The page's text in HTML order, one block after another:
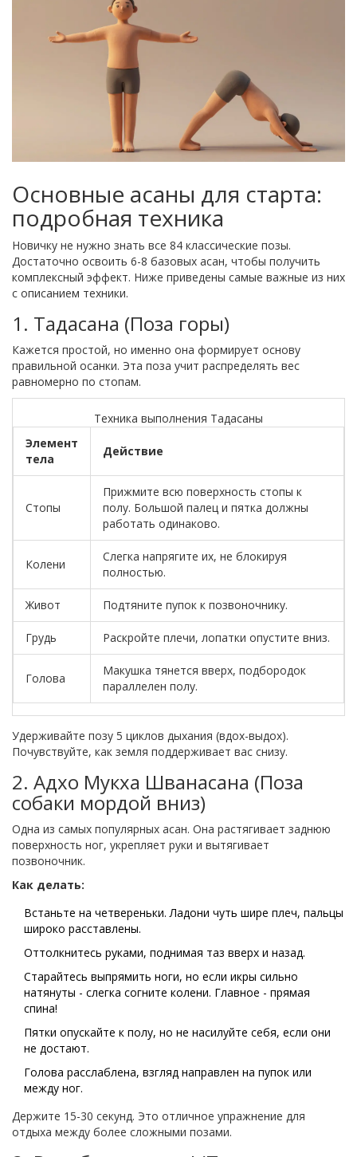
Основные асаны для старта:
подробная техника
Новичку не нужно знать все 84 классические позы.
Достаточно освоить 6-8 базовых асан, чтобы получить
комплексный эффект. Ниже приведены самые важные из них
с описанием техники.
1. Тадасана (Поза горы)
Кажется простой, но именно она формирует основу
правильной осанки. Эта поза учит распределять вес
равномерно по стопам.
Техника выполнения Тадасаны
Элемент
тела
Действие
Стопы
Прижмите всю поверхность стопы к
полу. Большой палец и пятка должны
работать одинаково.
Колени
Слегка напрягите их, не блокируя
полностью.
Живот Подтяните пупок к позвоночнику.
Грудь Раскройте плечи, лопатки опустите вниз.
Голова
Макушка тянется вверх, подбородок
параллелен полу.
Удерживайте позу 5 циклов дыхания (вдох-выдох).
Почувствуйте, как земля поддерживает вас снизу.
2. Адхо Мукха Шванасана (Поза
собаки мордой вниз)
Одна из самых популярных асан. Она растягивает заднюю
поверхность ног, укрепляет руки и вытягивает
позвоночник.
Как делать:
Встаньте на четвереньки. Ладони чуть шире плеч, пальцы
широко расставлены.
Оттолкнитесь руками, поднимая таз вверх и назад.
Старайтесь выпрямить ноги, но если икры сильно
натянуты - слегка согните колени. Главное - прямая
спина!
Пятки опускайте к полу, но не насилуйте себя, если они
не достают.
Голова расслаблена, взгляд направлен на пупок или
между ног.
Держите 15-30 секунд. Это отличное упражнение для
отдыха между более сложными позами.